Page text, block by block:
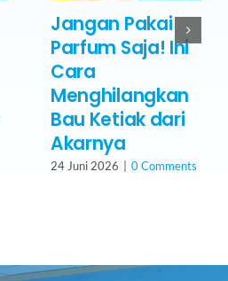
Jangan Pakai
Parfum Saja! Ini
Cara
Menghilangkan
Bau Ketiak dari
Akarnya
24 Juni 2026 0 Comments